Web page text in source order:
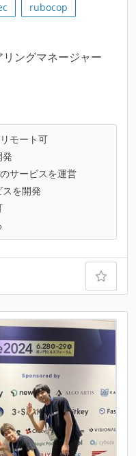
rubocop
ングマネージャー
モート可
発
サービスを運営
スを開発